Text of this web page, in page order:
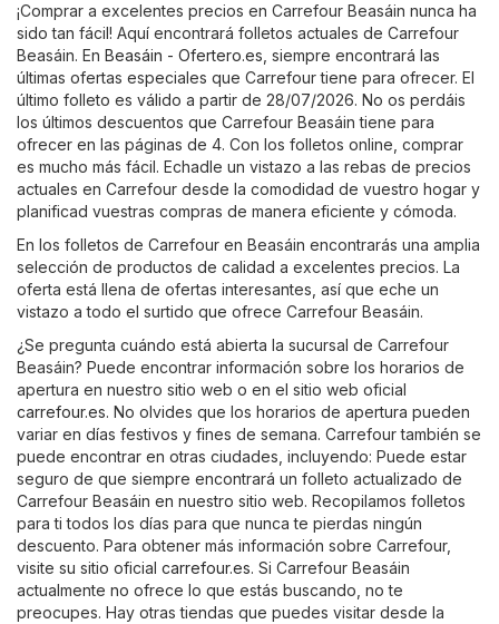
¡Comprar a excelentes precios en Carrefour Beasáin nunca ha
sido tan fácil! Aquí encontrará folletos actuales de Carrefour
Beasáin. En Beasáin - Ofertero.es , siempre encontrará las
últimas ofertas especiales que Carrefour tiene para ofrecer. El
último folleto es válido a partir de 28/07/2026. No os perdáis
los últimos descuentos que Carrefour Beasáin tiene para
ofrecer en las páginas de 4. Con los folletos online, comprar
es mucho más fácil. Echadle un vistazo a las rebas de precios
actuales en Carrefour desde la comodidad de vuestro hogar y
planificad vuestras compras de manera eficiente y cómoda.
En los folletos de Carrefour en Beasáin encontrarás una amplia
selección de productos de calidad a excelentes precios. La
oferta está llena de ofertas interesantes, así que eche un
vistazo a todo el surtido que ofrece Carrefour Beasáin.
¿Se pregunta cuándo está abierta la sucursal de Carrefour
Beasáin? Puede encontrar información sobre los horarios de
apertura en nuestro sitio web o en el sitio web oficial
carrefour.es. No olvides que los horarios de apertura pueden
variar en días festivos y fines de semana. Carrefour también se
puede encontrar en otras ciudades, incluyendo: Puede estar
seguro de que siempre encontrará un folleto actualizado de
Carrefour Beasáin en nuestro sitio web. Recopilamos folletos
para ti todos los días para que nunca te pierdas ningún
descuento. Para obtener más información sobre Carrefour,
visite su sitio oficial carrefour.es. Si Carrefour Beasáin
actualmente no ofrece lo que estás buscando, no te
preocupes. Hay otras tiendas que puedes visitar desde la